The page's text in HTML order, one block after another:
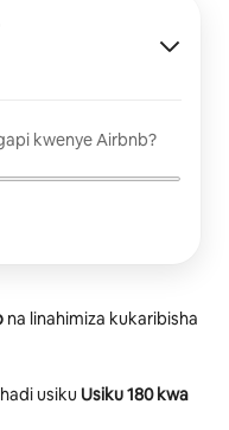
kwenye Airbnb?
na linahimiza kukaribisha
usiku Usiku 180 kwa